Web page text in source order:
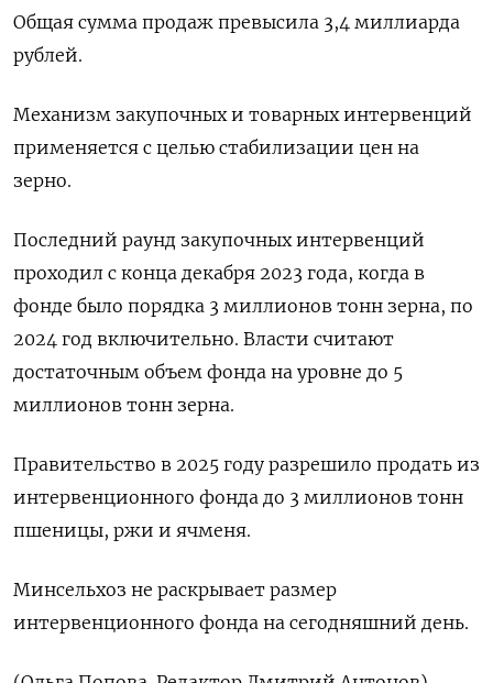
Общая сумма продаж превысила 3,4 миллиарда
рублей.
Механизм закупочных и товарных интервенций
применяется с целью стабилизации цен на
зерно.
Последний раунд закупочных интервенций
проходил с конца декабря 2023 года, когда в
фонде было порядка 3 миллионов тонн зерна, по
2024 год включительно. Власти считают
достаточным объем фонда на уровне до 5
миллионов тонн зерна.
Правительство в 2025 году разрешило продать из
интервенционного фонда до 3 миллионов тонн
пшеницы, ржи и ячменя.
Минсельхоз не раскрывает размер
интервенционного фонда на сегодняшний день.